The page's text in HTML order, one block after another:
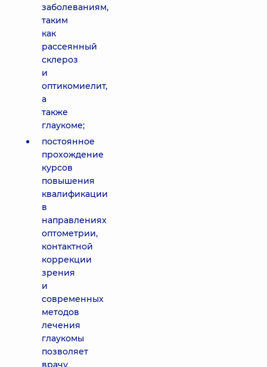
заболеваниям,
таким
как
рассеянный
склероз
и
оптикомиелит,
а
также
глаукоме;
постоянное
прохождение
курсов
повышения
квалификации
в
направлениях
оптометрии,
контактной
коррекции
зрения
и
современных
методов
лечения
глаукомы
позволяет
врачу